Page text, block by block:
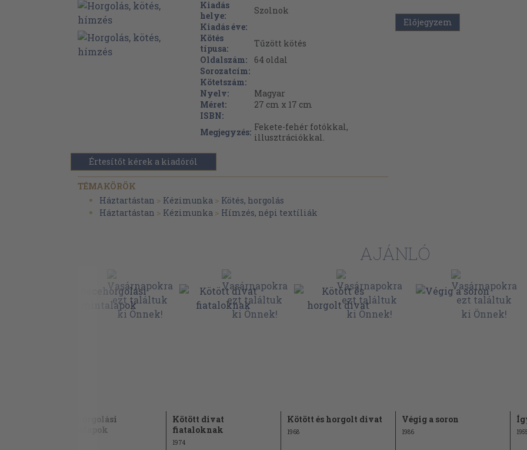
Kiadás
helye:
Szolnok
Kiadás éve:
Kötés
típusa:
Tűzött kötés
Oldalszám:
64 oldal
Sorozatcím:
Kötetszám:
Nyelv:
Magyar
Méret:
27 cm x 17 cm
ISBN:
Megjegyzés: Fekete-fehér fotókkal,
illusztrációkkal.
Értesítőt kérek a kiadóról
TÉMAKÖRÖK
Háztartástan > Kézimunka > Kötés, horgolás
Háztartástan > Kézimunka > Hímzés, népi textíliák
Előjegyzem
AJÁNLÓ
Recehorgolási
mintalapok
Kötött divat
fiataloknak
1974
Kötött és horgolt divat
1968
Végig a soron
1986 1955